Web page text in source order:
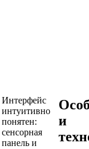
Интерфейс
интуитивно
понятен:
сенсорная
панель и
и